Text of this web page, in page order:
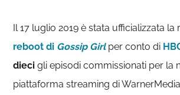
Il 17 luglio 2019 è stata ufficializzata la
reboot di Gossip Girlper conto di
dieci gli episodi commissionati per la
piattaforma streaming di